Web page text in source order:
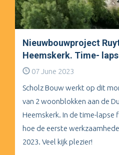
Nieuwbouwproject
Heemskerk. Time-
07 June 2023
Scholz Bouw werkt op dit
van 2 woonblokken aan de
Heemskerk. In de time-lapse
hoe de eerste
2023. Veel kijk plezier!